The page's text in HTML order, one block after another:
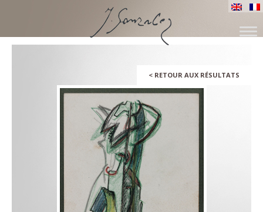
SKIP
< RETOUR AUX RÉSULTATS